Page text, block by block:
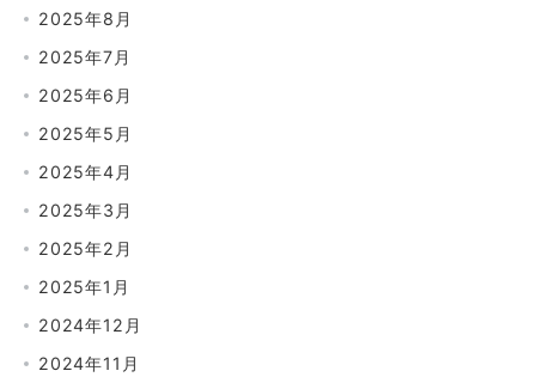
2025年8月
2025年7月
2025年6月
2025年5月
2025年4月
2025年3月
2025年2月
2025年1月
2024年12月
2024年11月